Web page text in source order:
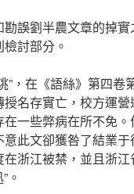
誤劉半農文章的掉
討部分。
，在《語絲》第四卷
名存實亡，校方運
一些弊病在所不免
此文卻獲咎了結業
浙江被禁，並且浙
。